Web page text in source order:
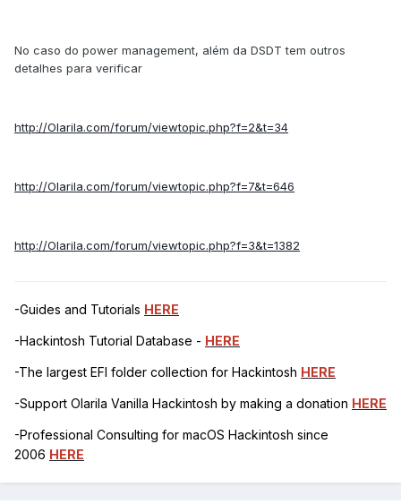
No caso do power management, além da DSDT tem outros
detalhes para verificar
http://Olarila.com/forum/viewtopic.php?f=2&t=34
http://Olarila.com/forum/viewtopic.php?f=7&t=646
http://Olarila.com/forum/viewtopic.php?f=3&t=1382
-Guides and Tutorials HERE
-Hackintosh Tutorial Database - HERE
-The largest EFI folder collection for Hackintosh HERE
-Support Olarila Vanilla Hackintosh by making a donation HERE
-Professional Consulting for macOS Hackintosh since
2006 HERE